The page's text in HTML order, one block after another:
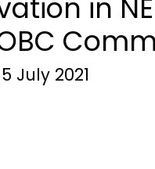
in
July 2021